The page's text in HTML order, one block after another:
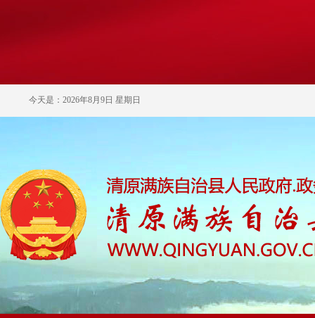
今天是：2026年8月9日 星期日